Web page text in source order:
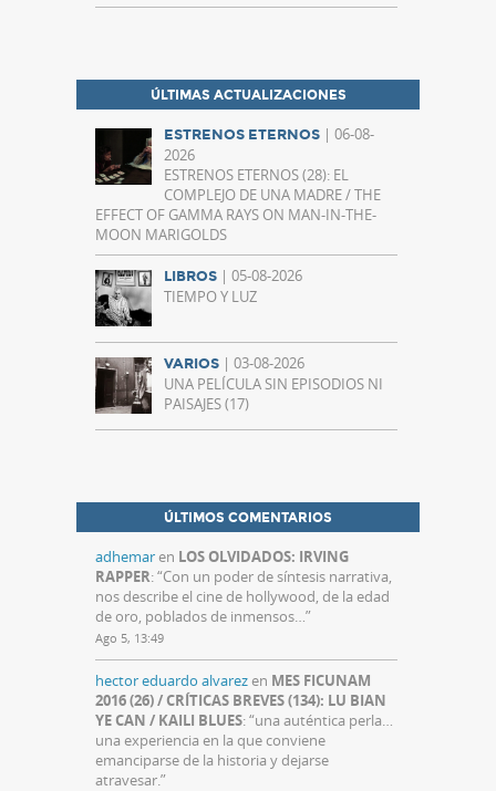
ÚLTIMAS ACTUALIZACIONES
ESTRENOS ETERNOS | 06-08-
2026
ESTRENOS ETERNOS (28): EL
COMPLEJO DE UNA MADRE / THE
EFFECT OF GAMMA RAYS ON MAN-IN-THE-
MOON MARIGOLDS
LIBROS | 05-08-2026
TIEMPO Y LUZ
VARIOS | 03-08-2026
UNA PELÍCULA SIN EPISODIOS NI
PAISAJES (17)
ÚLTIMOS COMENTARIOS
adhemaren LOS OLVIDADOS: IRVING
RAPPER: “Con un poder de síntesis narrativa,
nos describe el cine de hollywood, de la edad
de oro, poblados de inmensos…”
Ago 5, 13:49
hector eduardo alvarezen MES FICUNAM
2016 (26) / CRÍTICAS BREVES (134): LU BIAN
YE CAN / KAILI BLUES: “una auténtica perla…
una experiencia en la que conviene
emanciparse de la historia y dejarse
atravesar.”